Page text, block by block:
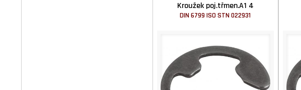
Kroužek poj.třmen.A1 4
DIN 6799 ISO STN 022931